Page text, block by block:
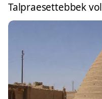
Talpraesettebbek